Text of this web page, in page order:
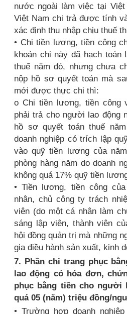
nước ngoài làm việc tại Việt
Việt Nam chi trả được tính
xác định thu nhập chịu thuế
• Chi tiền lương, tiền công
khoản chi này đã hạch
thuế năm đó, nhưng chưa
nộp hồ sơ quyết toán mà
mới được thực chi thì:
o Chi tiền lương, tiền công
phải trả cho người lao động
hồ sơ quyết toán thuế
doanh nghiệp có trích lập
vào quỹ tiền lương của
phòng hàng năm do doanh
không quá 17% quỹ tiền
• Tiền lương, tiền công
nhân, chủ công ty trách
viên (do một cá nhân làm
sáng lập viên, thành viên
hội đồng quản trị mà những
gia điều hành sản xuất, kinh
7. Phần chi trang phục
lao động có hóa đơn,
phục bằng tiền cho người
quá 05 (năm) triệu đồng/
• Trường hợp doanh